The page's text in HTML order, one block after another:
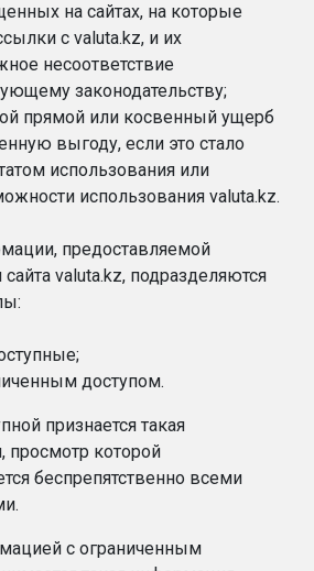
на сайтах, на которые
с valuta.kz, и их
несоответствие
законодательству;
прямой или косвенный ущерб
выгоду, если это стало
использования или
использования valuta.kz.
предоставляемой
valuta.kz, подразделяются
доступом.
признается такая
просмотр которой
беспрепятственно всеми
с ограниченным